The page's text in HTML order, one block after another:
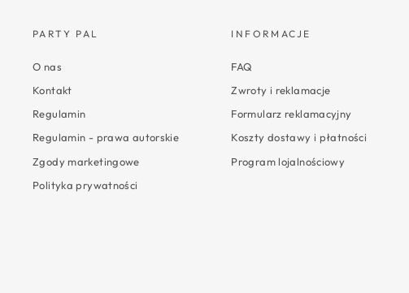
PARTY PAL
O nas
Kontakt
Regulamin
Regulamin - prawa autorskie
Zgody marketingowe
Polityka prywatności
INFORMACJE
FAQ
Zwroty i reklamacje
Formularz reklamacyjny
Koszty dostawy i płatności
Program lojalnościowy